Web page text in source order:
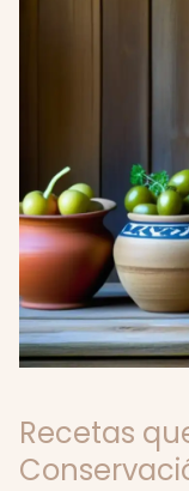
Recetas